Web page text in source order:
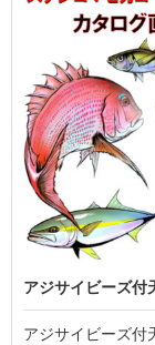
アジサイビーズ付
アジサイビーズ付